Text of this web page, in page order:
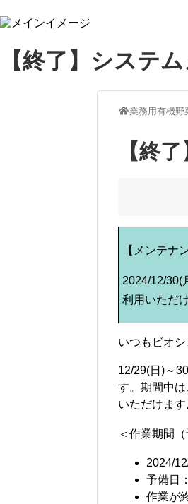
【終了】システ
業務用有機野
【終
【メンテナ
2024/12/30(
利用いただ
いつもビオ
12/29(日)～
す。期間中
いただけます
＜作業期間
2024/
予備日
作業が